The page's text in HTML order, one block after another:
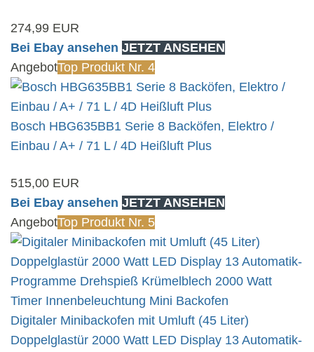
274,99 EUR
Bei Ebay ansehen JETZT ANSEHEN
AngebotTop Produkt Nr. 4
Bosch HBG635BB1 Serie 8 Backöfen, Elektro /
Einbau / A+ / 71 L / 4D Heißluft Plus
515,00 EUR
Bei Ebay ansehen JETZT ANSEHEN
AngebotTop Produkt Nr. 5
Digitaler Minibackofen mit Umluft (45 Liter)
Doppelglastür 2000 Watt LED Display 13 Automatik-